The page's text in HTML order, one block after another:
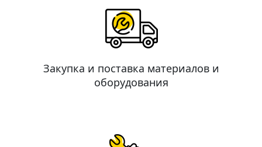
Закупка и поставка материалов и
оборудования